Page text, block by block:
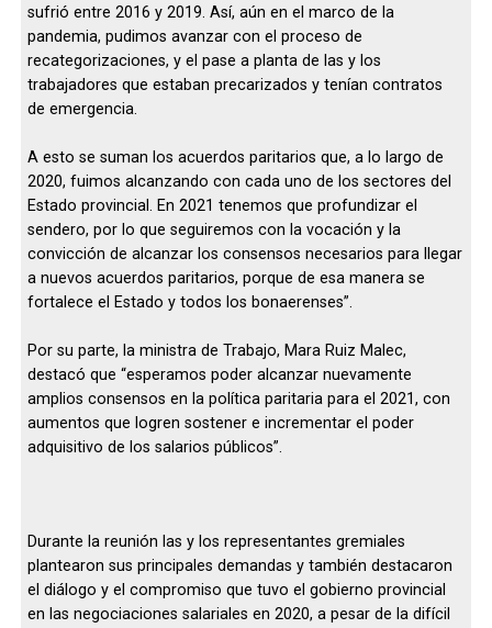
sufrió entre 2016 y 2019. Así, aún en el marco de la
pandemia, pudimos avanzar con el proceso de
recategorizaciones, y el pase a planta de las y los
trabajadores que estaban precarizados y tenían contratos
de emergencia.
A esto se suman los acuerdos paritarios que, a lo largo de
2020, fuimos alcanzando con cada uno de los sectores del
Estado provincial. En 2021 tenemos que profundizar el
sendero, por lo que seguiremos con la vocación y la
convicción de alcanzar los consensos necesarios para llegar
a nuevos acuerdos paritarios, porque de esa manera se
fortalece el Estado y todos los bonaerenses”.
Por su parte, la ministra de Trabajo, Mara Ruiz Malec,
destacó que “esperamos poder alcanzar nuevamente
amplios consensos en la política paritaria para el 2021, con
aumentos que logren sostener e incrementar el poder
adquisitivo de los salarios públicos”.
Durante la reunión las y los representantes gremiales
plantearon sus principales demandas y también destacaron
el diálogo y el compromiso que tuvo el gobierno provincial
en las negociaciones salariales en 2020, a pesar de la difícil